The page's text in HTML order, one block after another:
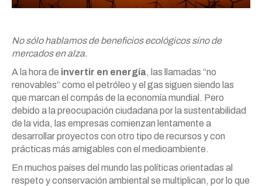
No sólo hablamos de beneficios ecológicos sino de
mercados en alza.
A la hora de invertir en energía, las llamadas “no
renovables” como el petróleo y el gas siguen siendo las
que marcan el compás de la economía mundial. Pero
debido a la preocupación ciudadana por la sustentabilidad
de la vida, las empresas comienzan lentamente a
desarrollar proyectos con otro tipo de recursos y con
prácticas más amigables con el medioambiente.
En muchos países del mundo las políticas orientadas al
respeto y conservación ambiental se multiplican, por lo que